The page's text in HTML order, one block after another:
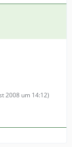
2008 um 14:12)